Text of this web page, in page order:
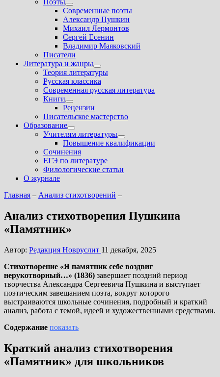
подменю
Поэты
Показать
подменю
Современные поэты
Александр Пушкин
Михаил Лермонтов
Сергей Есенин
Владимир Маяковский
Писатели
Литература и жанры
Показать
подменю
Теория литературы
Русская классика
Современная русская литература
Книги
Показать
подменю
Рецензии
Писательское мастерство
Образование
Показать
подменю
Учителям литературы
Показать
подменю
Повышение квалификации
Сочинения
ЕГЭ по литературе
Филологические статьи
О журнале
Главная – Анализ стихотворений –
Анализ стихотворения Пушкина
«Памятник»
Автор: Редакция Новруслит 11 декабря, 2025
Стихотворение «Я памятник себе воздвиг
нерукотворный…» (1836) завершает поздний период
творчества Александра Сергеевича Пушкина и выступает
поэтическим завещанием поэта, вокруг которого
выстраиваются школьные сочинения, подробный и краткий
анализ, работа с темой, идеей и художественными средствами.
Содержание показать
Краткий анализ стихотворения
«Памятник» для школьников